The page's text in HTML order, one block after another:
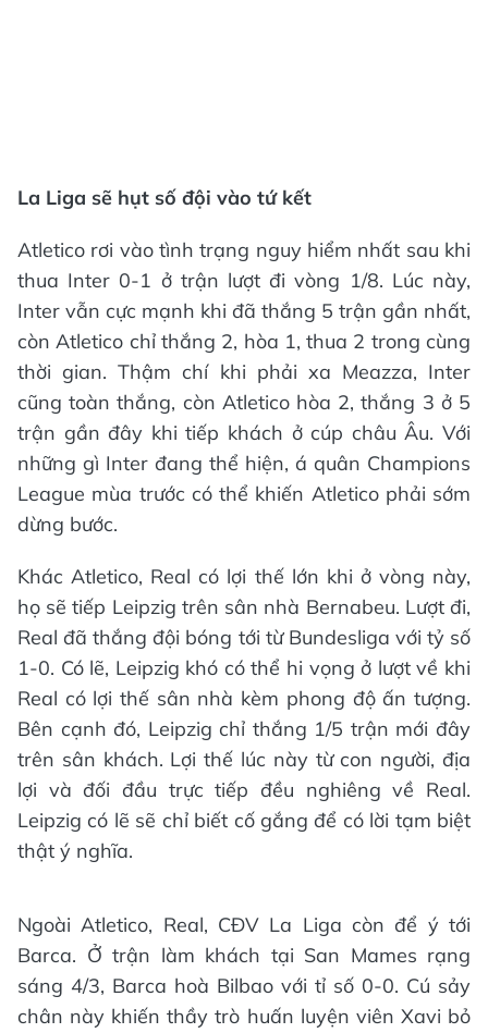
La Liga sẽ hụt số đội vào tứ kết
Atletico rơi vào tình trạng nguy hiểm nhất sau khi
thua Inter 0-1 ở trận lượt đi vòng 1/8. Lúc này,
Inter vẫn cực mạnh khi đã thắng 5 trận gần nhất,
còn Atletico chỉ thắng 2, hòa 1, thua 2 trong cùng
thời gian. Thậm chí khi phải xa Meazza, Inter
cũng toàn thắng, còn Atletico hòa 2, thắng 3 ở 5
trận gần đây khi tiếp khách ở cúp châu Âu. Với
những gì Inter đang thể hiện, á quân Champions
League mùa trước có thể khiến Atletico phải sớm
dừng bước.
Khác Atletico, Real có lợi thế lớn khi ở vòng này,
họ sẽ tiếp Leipzig trên sân nhà Bernabeu. Lượt đi,
Real đã thắng đội bóng tới từ Bundesliga với tỷ số
1-0. Có lẽ, Leipzig khó có thể hi vọng ở lượt về khi
Real có lợi thế sân nhà kèm phong độ ấn tượng.
Bên cạnh đó, Leipzig chỉ thắng 1/5 trận mới đây
trên sân khách. Lợi thế lúc này từ con người, địa
lợi và đối đầu trực tiếp đều nghiêng về Real.
Leipzig có lẽ sẽ chỉ biết cố gắng để có lời tạm biệt
thật ý nghĩa.
Ngoài Atletico, Real, CĐV La Liga còn để ý tới
Barca. Ở trận làm khách tại San Mames rạng
sáng 4/3, Barca hoà Bilbao với tỉ số 0-0. Cú sảy
chân này khiến thầy trò huấn luyện viên Xavi bỏ